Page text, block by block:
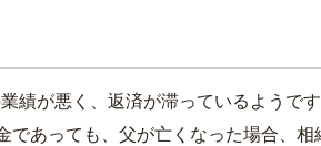
が悪く、返済が滞っているようです
あっても、父が亡くなった場合、相